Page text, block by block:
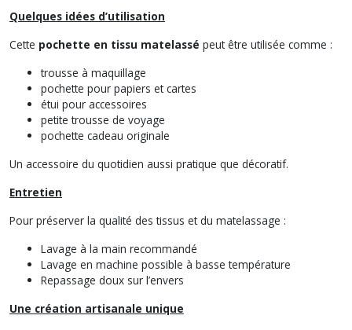
Quelques idées d’utilisation
Cette pochette en tissu matelassé peut être utilisée comme :
trousse à maquillage
pochette pour papiers et cartes
étui pour accessoires
petite trousse de voyage
pochette cadeau originale
Un accessoire du quotidien aussi pratique que décoratif.
Entretien
Pour préserver la qualité des tissus et du matelassage :
Lavage à la main recommandé
Lavage en machine possible à basse température
Repassage doux sur l’envers
Une création artisanale unique